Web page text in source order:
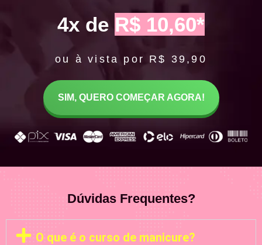
4x de R$ 10,60*
ou à vista por R$ 39,90
SIM, QUERO COMEÇAR AGORA!
Dúvidas Frequentes?
O que é o curso de manicure?